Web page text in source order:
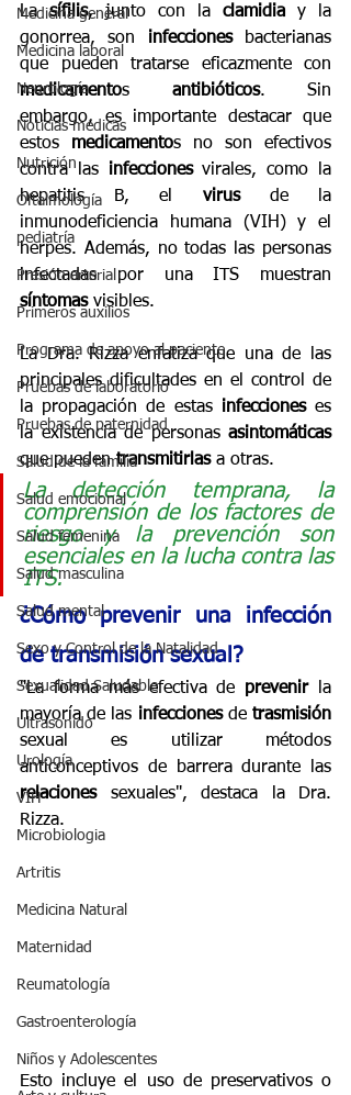
Medicina general
Medicina laboral
Neurología
Noticias médicas
Nutrición
Oftalmología
pediatría
Presión arterial
Primeros auxilios
Programa de apoyo al paciente
Pruebas de laboratorio
Pruebas de paternidad
Salud de la familia
Salud emocional
Salud femenina
Salud masculina
Salud mental
Sexo y Control de la Natalidad
Sexualidad Saludable
Ultrasonido
Urología
VIH
Microbiologia
Artritis
Medicina Natural
Maternidad
Reumatología
Gastroenterología
Niños y Adolescentes
La sífilis, junto con la clamidia y la
gonorrea, son infecciones bacterianas
medicamentos antibióticos. Sin
embargo, es importante destacar que
estos medicamentos no son efectivos
contra las infecciones virales, como la
hepatitis B, el virus de la
inmunodeficiencia humana (VIH) y el
herpes. Además, no todas las personas
síntomas visibles.
La Dra. Rizza enfatiza que una de las
principales dificultades en el control de
la propagación de estas infecciones es
la existencia de personas asintomáticas
que pueden transmitirlas a otras.
La detección temprana, la
comprensión de los factores de
riesgo y la prevención son
esenciales en la lucha contra las
ITS.
¿Cómo prevenir una infección
de transmisión sexual?
"La forma más efectiva de prevenir la
mayoría de las infecciones de trasmisión
sexual es utilizar métodos
relaciones sexuales", destaca la Dra.
Rizza.
Esto incluye el uso de preservativos o